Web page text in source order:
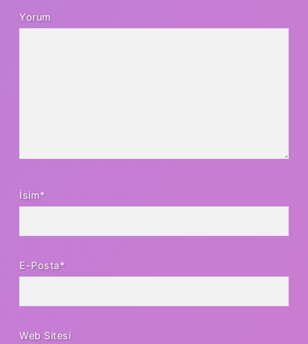
Yorum
İsim*
E-Posta*
Web Sitesi